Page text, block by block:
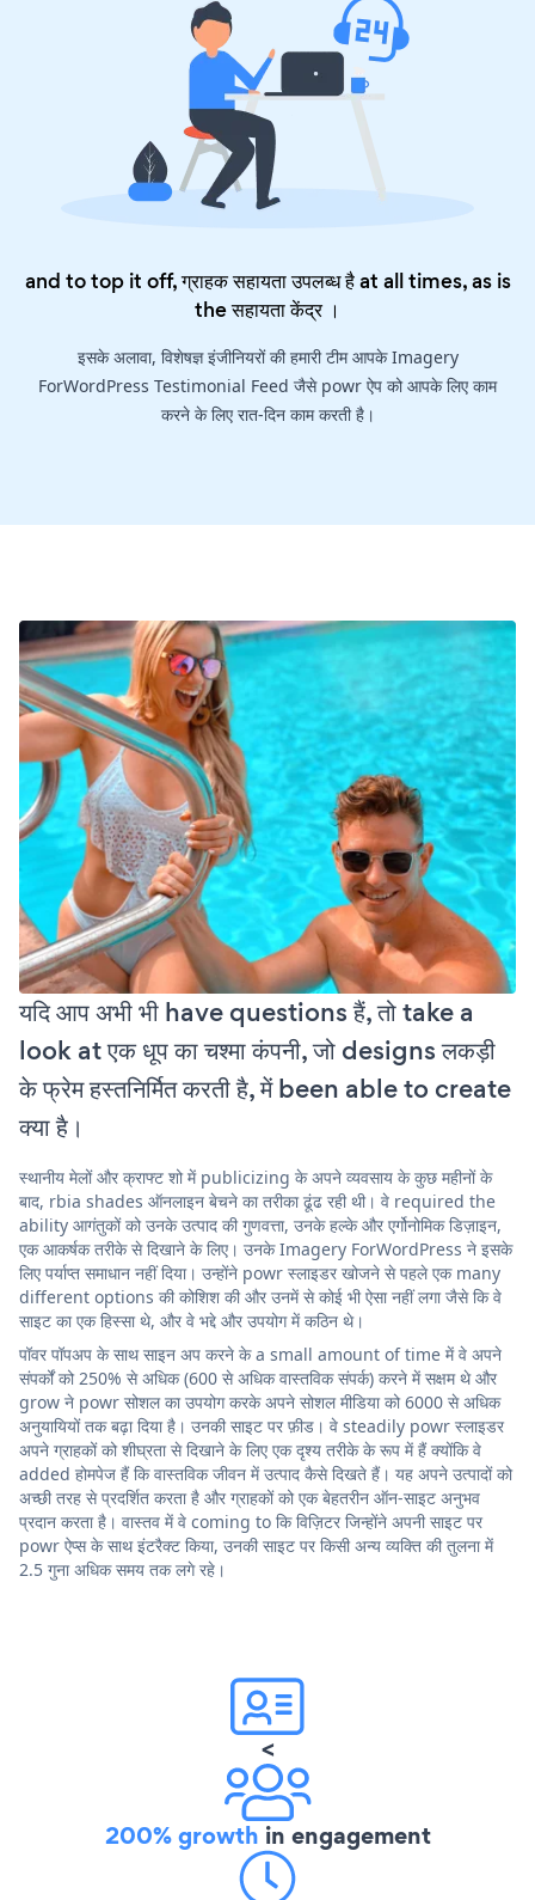
and to top it off, ग्राहक सहायता उपलब्ध है at all times, as is
theसहायता केंद्र।
इसके अलावा, विशेषज्ञ इंजीनियरों की हमारी टीम आपके Imagery
ForWordPress Testimonial Feed जैसे powr ऐप को आपके लिए काम
करने के लिए रात-दिन काम करती है।
यदि आप अभी भी have questions हैं, तो take a
look at एक धूप का चश्मा कंपनी, जो designs लकड़ी
के फ्रेम हस्तनिर्मित करती है, में been able to create
क्या है।
स्थानीय मेलों और क्राफ्ट शो में publicizing के अपने व्यवसाय के कुछ महीनों के
बाद, rbia shades ऑनलाइन बेचने का तरीका ढूंढ रही थी। वे required the
ability आगंतुकों को उनके उत्पाद की गुणवत्ता, उनके हल्के और एर्गोनोमिक डिज़ाइन,
एक आकर्षक तरीके से दिखाने के लिए। उनके Imagery ForWordPress ने इसके
लिए पर्याप्त समाधान नहीं दिया। उन्होंने powr स्लाइडर खोजने से पहले एक many
different options की कोशिश की और उनमें से कोई भी ऐसा नहीं लगा जैसे कि वे
साइट का एक हिस्सा थे, और वे भद्दे और उपयोग में कठिन थे।
पॉवर पॉपअप के साथ साइन अप करने के a small amount of time में वे अपने
संपर्कों को 250% से अधिक (600 से अधिक वास्तविक संपर्क) करने में सक्षम थे और
grow ने powr सोशल का उपयोग करके अपने सोशल मीडिया को 6000 से अधिक
अनुयायियों तक बढ़ा दिया है। उनकी साइट पर फ़ीड। वे steadily powr स्लाइडर
अपने ग्राहकों को शीघ्रता से दिखाने के लिए एक दृश्य तरीके के रूप में हैं क्योंकि वे
added होमपेज हैं कि वास्तविक जीवन में उत्पाद कैसे दिखते हैं। यह अपने उत्पादों को
अच्छी तरह से प्रदर्शित करता है और ग्राहकों को एक बेहतरीन ऑन-साइट अनुभव
प्रदान करता है। वास्तव में वे coming to कि विज़िटर जिन्होंने अपनी साइट पर
powr ऐप्स के साथ इंटरैक्ट किया, उनकी साइट पर किसी अन्य व्यक्ति की तुलना में
2.5 गुना अधिक समय तक लगे रहे।
<
200% growth in engagement